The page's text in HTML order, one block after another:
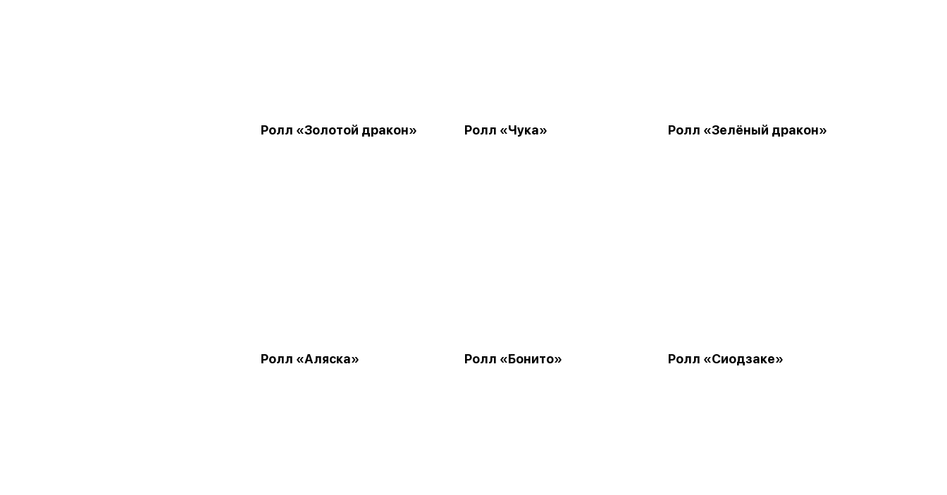
Ролл «Золотой дракон» Ролл «Чука» Ролл «Зелёный дракон»
Ролл «Аляска» Ролл «Бонито» Ролл «Сиодзаке»